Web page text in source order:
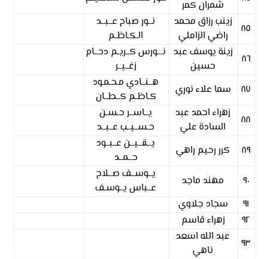
شمران كمر
٨٥
زينب رزاق محمد
راضي الزاملي
نــور صباح عــبــد
الـكـاظـم
٨٦
زينة يوسف عبد
حسين
نـــورس كــريـم دحــام
زغــيــر
٨٧
سما علاء نوري
هــنــادي مـحـمـود
كـاظـم كــطــان
٨٨
زهراء احمد عبد
السادة علي
يــاســر حـسـن
حـســيــب عــبــد
٨٩
كرر رحيم راهي
يــقــيــن عــبــود
حــمــد
٩٠
مهند ماجد
يــوســف صــلاح
عــباس يــوسـف
٩١
سجاد جلاوي
٩٢
زهراء قاسم
٩٣
عبد الله اسعد
ناهي